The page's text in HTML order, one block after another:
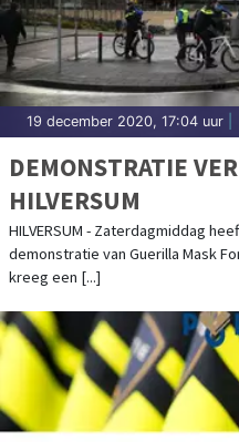
19 december 2020, 17:04 uur
DEMONSTRATIE
HILVERSUM
HILVERSUM - Zaterdagmiddag
demonstratie van Guerilla Mask
kreeg een [...]